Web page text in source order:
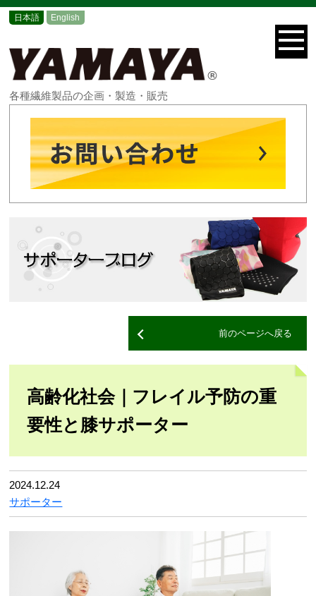
日本語 English
各種繊維製品の企画・製造・販売
前のページへ戻る
高齢化社会｜フレイル予防の重
要性と膝サポーター
2024.12.24
サポーター